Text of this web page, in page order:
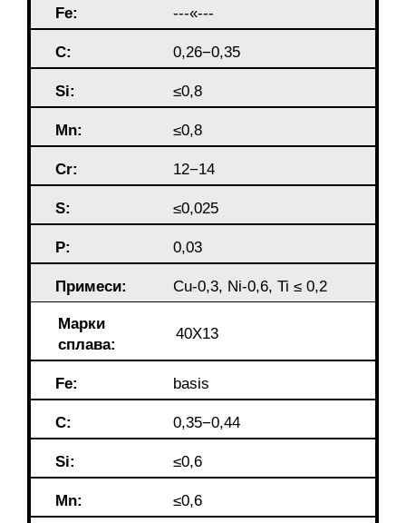
Fe: ---«---
C: 0,26−0,35
Si: ≤0,8
Mn: ≤0,8
Cr: 12−14
S: ≤0,025
P: 0,03
Примеси: Cu-0,3, Ni-0,6, Ti ≤ 0,2
Марки
сплава:
40Х13
Fe: basis
C: 0,35−0,44
Si: ≤0,6
Mn: ≤0,6